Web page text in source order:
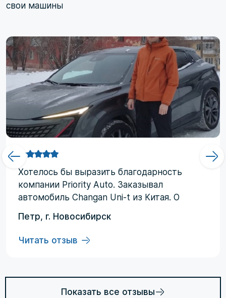
свои машины
Хотелоcь бы выразить благодарность
компании Priority Аuto. Заказывал
автомобиль Changan Uni-t из Китая. О
компании узнал от друзей и коллег по
работе. Работал со мной менеджер
Евгений, логисты Ольга и Регина. В начале
доставки до Владивостока составил три
Петр, г. Новосибирск
Читать отзыв
Показать все отзывы